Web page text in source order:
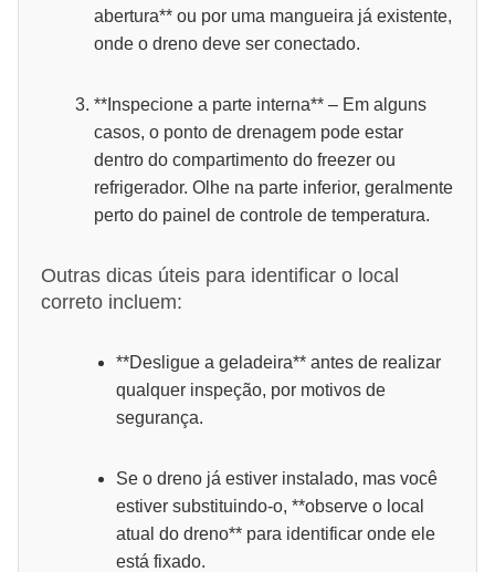
abertura** ou por uma mangueira já existente,
onde o dreno deve ser conectado.
**Inspecione a parte interna** – Em alguns
casos, o ponto de drenagem pode estar
dentro do compartimento do freezer ou
refrigerador. Olhe na parte inferior, geralmente
perto do painel de controle de temperatura.
Outras dicas úteis para identificar o local
correto incluem:
**Desligue a geladeira** antes de realizar
qualquer inspeção, por motivos de
segurança.
Se o dreno já estiver instalado, mas você
estiver substituindo-o, **observe o local
atual do dreno** para identificar onde ele
está fixado.